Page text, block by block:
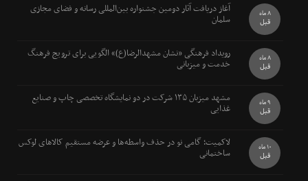
آغاز دریافت آثار دومین جشنواره بین‌المللی رسانه و فضای مجازی
سلمان 8 ماه
قبل
رویداد فرهنگی «نشان مشهدالرضا(ع)» الگویی برای ترویج فرهنگ
خدمت و میزبانی 8 ماه
قبل
مشهد میزبان ۱۳۵ شرکت در دو نمایشگاه تخصصی چاپ و صنایع
غذایی 9 ماه
قبل
لاکمیت؛ گامی نو در حذف واسطه‌ها و عرضه مستقیم کالاهای لوکس
ساختمانی 10 ماه
قبل